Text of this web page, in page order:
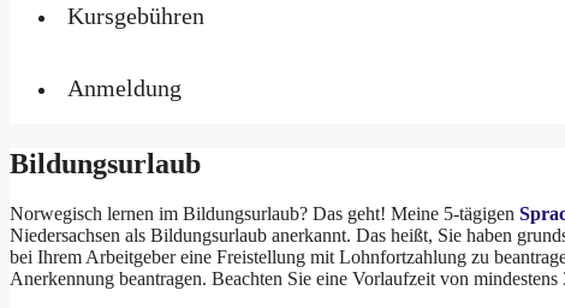
Kursgebühren
Anmeldung
Bildungsurlaub
Norwegisch lernen im Bildungsurlaub? Das geht! Meine 5-tägigen
Niedersachsen als Bildungsurlaub anerkannt. Das heißt, Sie haben
bei Ihrem Arbeitgeber eine Freistellung mit Lohnfortzahlung zu
Anerkennung beantragen. Beachten Sie eine Vorlaufzeit von mindestens